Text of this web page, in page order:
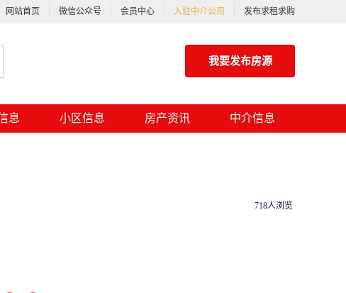
网站首页 微信公众号 会员中心 入驻中介公司 发布求租求购
我要发布房源
息 小区信息 房产资讯 中介信息
718人浏览